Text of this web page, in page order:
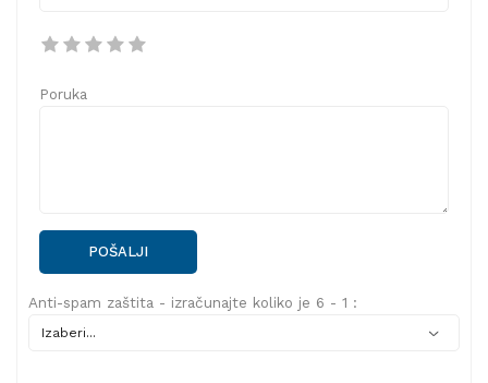
Poruka
POŠALJI
Anti-spam zaštita - izračunajte koliko je 6 - 1 :